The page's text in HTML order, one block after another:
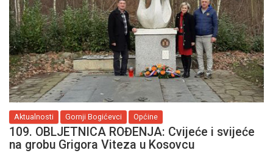
Aktualnosti Gornji Bogićevci Općine
109. OBLJETNICA ROĐENJA: Cvijeće i svijeće
na grobu Grigora Viteza u Kosovcu